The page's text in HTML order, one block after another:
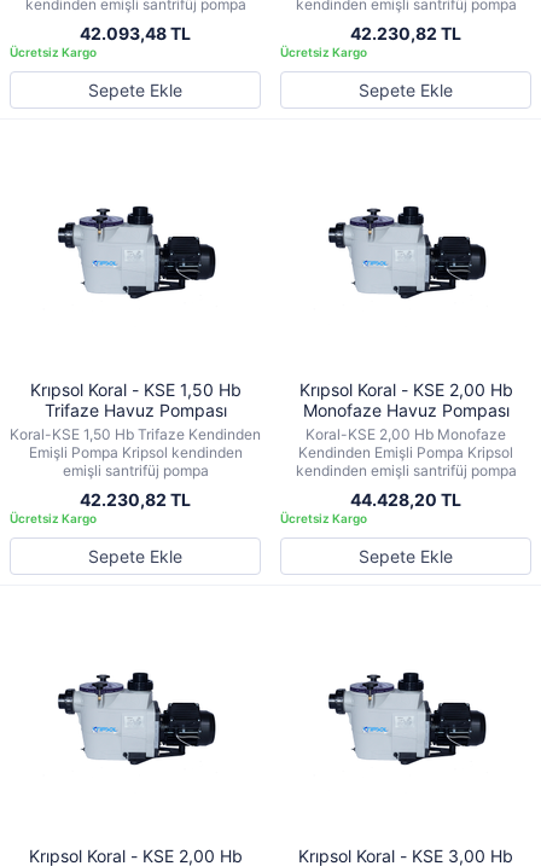
kendinden emişli santrifüj pompa
42.093,48 TL
Sepete Ekle
kendinden emişli santrifüj pompa
42.230,82 TL
Sepete Ekle
Krıpsol Koral - KSE 1,50 Hb
Trifaze Havuz Pompası
Koral-KSE 1,50 Hb Trifaze Kendinden
Emişli Pompa Kripsol kendinden
emişli santrifüj pompa
42.230,82 TL
Sepete Ekle
Krıpsol Koral - KSE 2,00 Hb
Monofaze Havuz Pompası
Koral-KSE 2,00 Hb Monofaze
Kendinden Emişli Pompa Kripsol
kendinden emişli santrifüj pompa
44.428,20 TL
Sepete Ekle
Krıpsol Koral - KSE 2,00 Hb
Krıpsol Koral - KSE 3,00 Hb